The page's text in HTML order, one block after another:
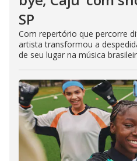
SP
Com repertório que percorre
artista transformou a
de seu lugar na música